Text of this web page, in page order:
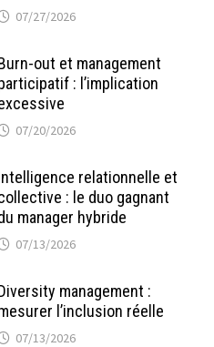
07/27/2026
out et management
: l’implication
07/20/2026
relationnelle et
: le duo gagnant
manager hybride
07/13/2026
management :
l’inclusion réelle
07/13/2026